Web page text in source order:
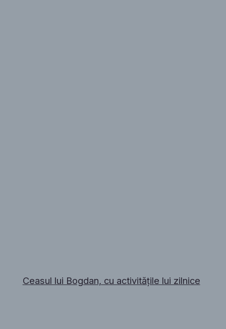
Ceasul lui Bogdan, cu activitățile lui zilnice